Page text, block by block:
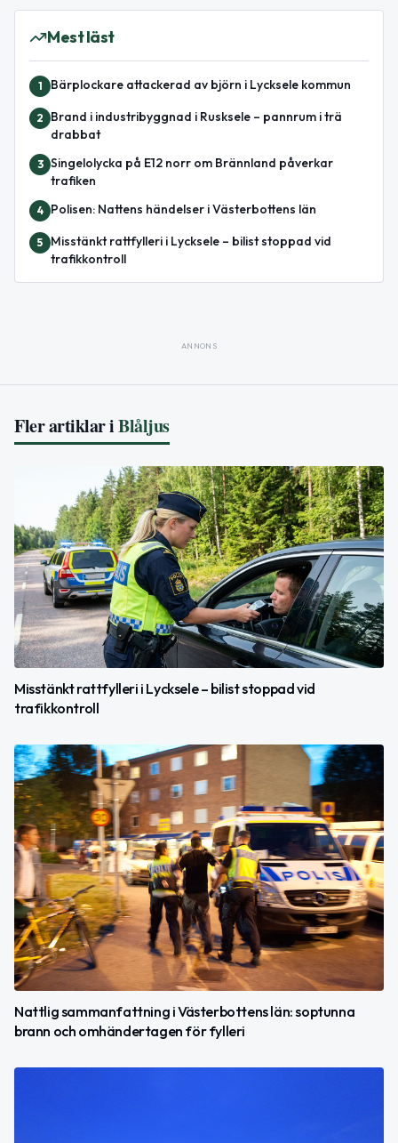
Mest läst
1 Bärplockare attackerad av björn i Lycksele kommun
2
Brand i industribyggnad i Rusksele – pannrum i trä
drabbat
3 Singelolycka på E12 norr om Brännland påverkar
trafiken
4 Polisen: Nattens händelser i Västerbottens län
5
Misstänkt rattfylleri i Lycksele – bilist stoppad vid
trafikkontroll
ANNONS
Fler artiklar iBlåljus
Misstänkt rattfylleri i Lycksele – bilist stoppad vid
trafikkontroll
Nattlig sammanfattning i Västerbottens län: soptunna
brann och omhändertagen för fylleri